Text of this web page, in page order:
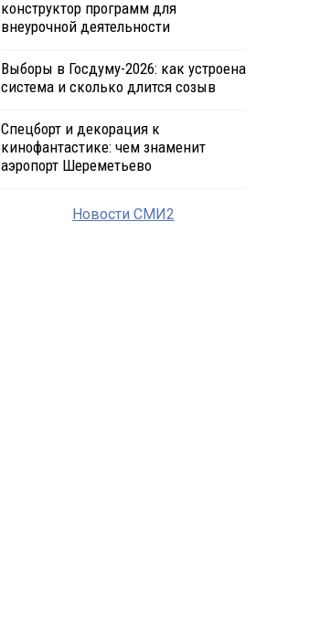
конструктор программ для
внеурочной деятельности
Выборы в Госдуму-2026: как устроена
система и сколько длится созыв
Спецборт и декорация к
кинофантастике: чем знаменит
аэропорт Шереметьево
Новости СМИ2